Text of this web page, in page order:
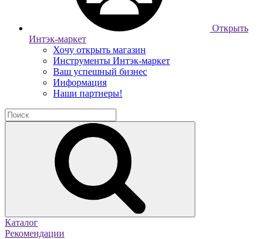
Открыть
Интэк-маркет
Хочу открыть магазин
Инструменты Интэк-маркет
Ваш успешный бизнес
Информация
Наши партнеры!
Каталог
Рекомендации